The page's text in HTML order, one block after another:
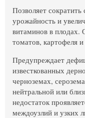
Позволяет
урожайность и
витаминов в плодах.
томатов, картофеля
Предупреждает
известкованных
черноземах,
нейтральной или
недостаток
междоузлий и узких